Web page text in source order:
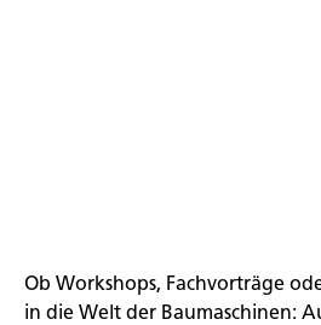
Ob Workshops, Fachvorträge
in die Welt der Baumaschinen: